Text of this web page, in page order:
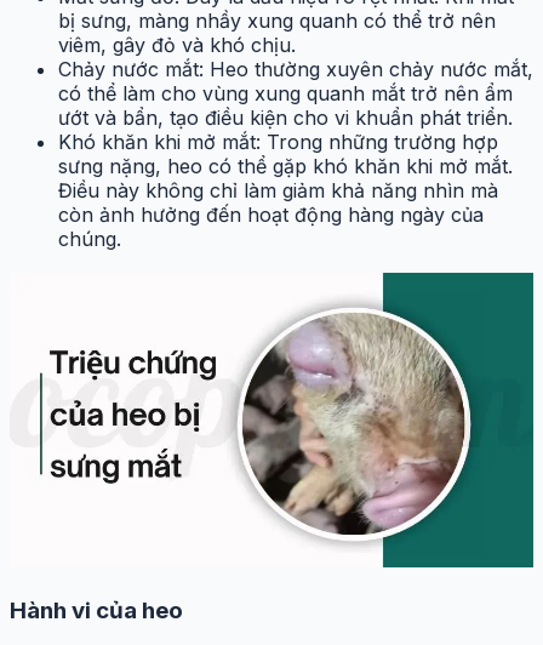
bị sưng, màng nhầy xung quanh có thể trở nên
viêm, gây đỏ và khó chịu.
Chảy nước mắt: Heo thường xuyên chảy nước mắt,
có thể làm cho vùng xung quanh mắt trở nên ẩm
ướt và bẩn, tạo điều kiện cho vi khuẩn phát triển.
Khó khăn khi mở mắt: Trong những trường hợp
sưng nặng, heo có thể gặp khó khăn khi mở mắt.
Điều này không chỉ làm giảm khả năng nhìn mà
còn ảnh hưởng đến hoạt động hàng ngày của
chúng.
Hành vi của heo